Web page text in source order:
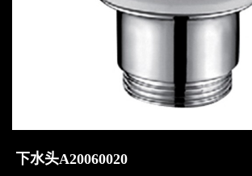
下水头A20060020